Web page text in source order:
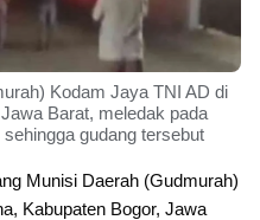
Kodam Jaya TNI AD di
Barat, meledak pada
gudang tersebut
Munisi Daerah (Gudmurah)
Kabupaten Bogor, Jawa